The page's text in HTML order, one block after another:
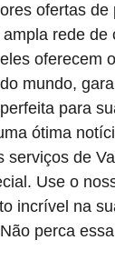
ofertas de
rede de
oferecem
mundo,
para
ótima
serviços de
Use o
incrível na
perca